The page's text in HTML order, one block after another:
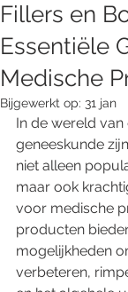
Fillers en
Essentiële
Medische
Bijgewerkt op: 31 jan
In de wereld van
geneeskunde
niet alleen
maar ook
voor medische
producten
mogelijkheden
verbeteren,